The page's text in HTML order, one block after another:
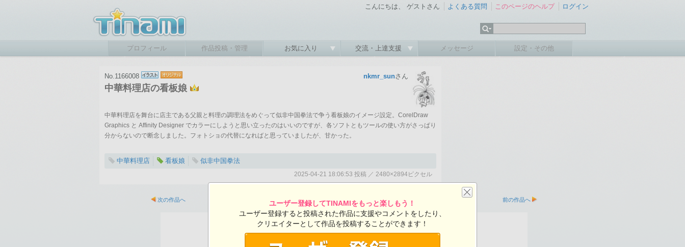
こんにちは、 ゲストさん よくある質問 このページのヘルプ ログイン
プロフィール 作品投稿・管理 お気に入り 交流・上達支援 メッセージ 設定・その他
No.1166008
中華料理店の看板娘
nkmr_sunさん
中華料理店を舞台に店主である父親と料理の調理法をめぐって似非中国拳法で争う看板娘のイメージ設定。CorelDraw
Graphics と Affinity Designer でカラーにしようと思い立ったのはいいのですが、各ソフトともツールの使い方がさっぱり
分からないので断念しました。フォトショの代替になればと思っていましたが、甘かった。
中華料理店 看板娘 似非中国拳法
2025-04-21 18:06:53 投稿 ／ 2480×2894ピクセル
次の作品へ nkmr_sunさんの投稿作品一覧 前の作品へ
2025-04-21 18:06:53 投稿
2480×2894ピクセル
ユーザー登録してTINAMIをもっと楽しもう！
ユーザー登録すると投稿された作品に支援やコメントをしたり、
クリエイターとして作品を投稿することができます！